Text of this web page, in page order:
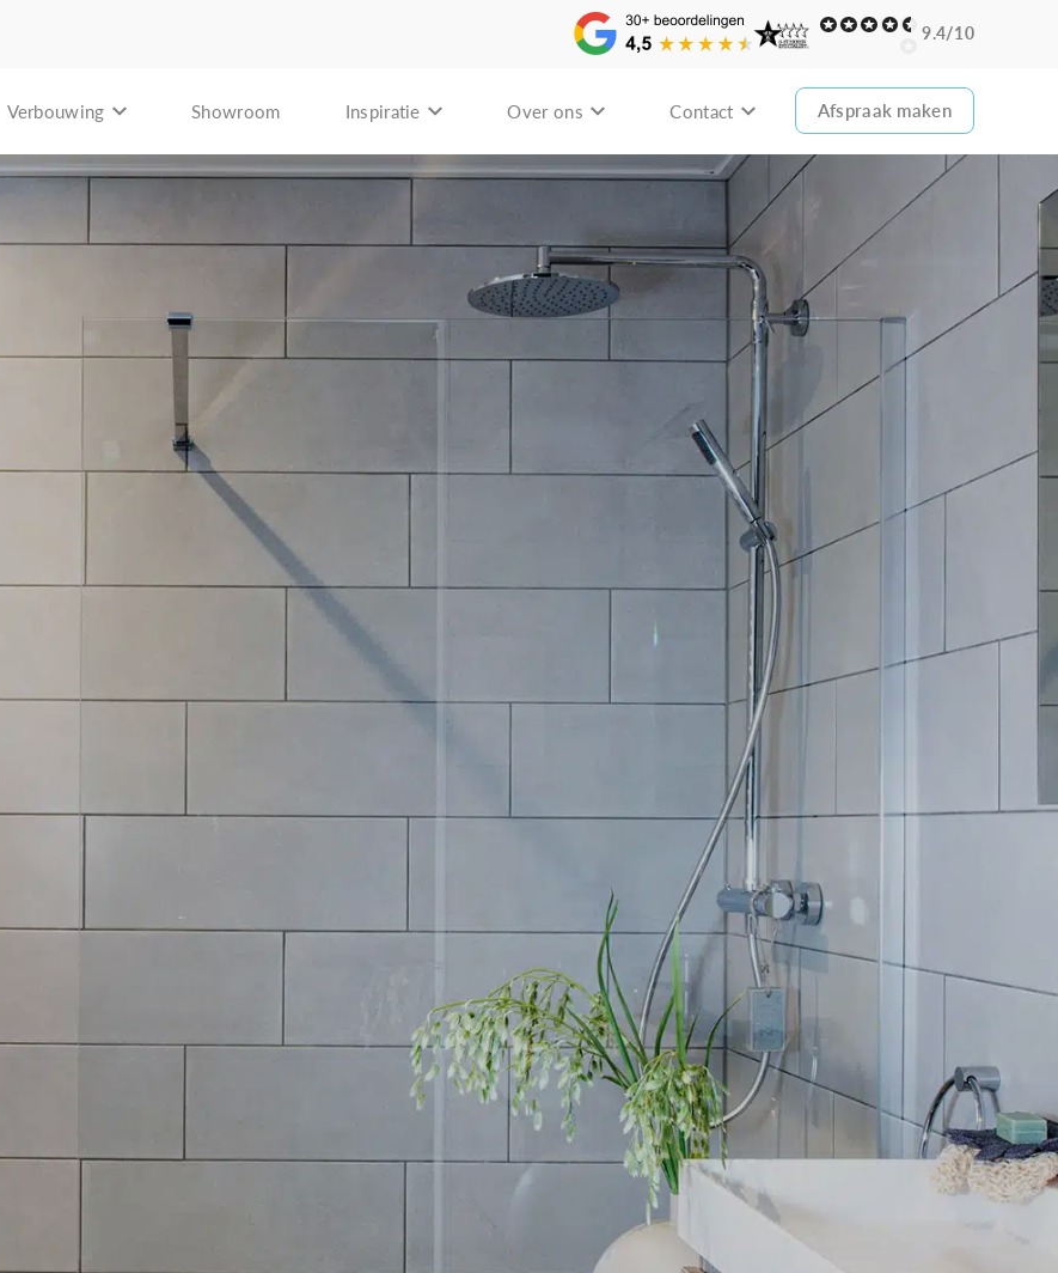
9.4/10
Verbouwing Showroom Inspiratie Over ons Contact Afspraak maken